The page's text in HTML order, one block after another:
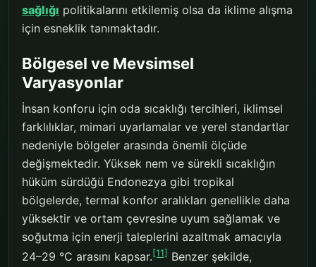
sağlığı politikalarını etkilemiş olsa da iklime alışma
için esneklik tanımaktadır.
Bölgesel ve Mevsimsel
Varyasyonlar
İnsan konforu için oda sıcaklığı tercihleri, iklimsel
farklılıklar, mimari uyarlamalar ve yerel standartlar
nedeniyle bölgeler arasında önemli ölçüde
değişmektedir. Yüksek nem ve sürekli sıcaklığın
hüküm sürdüğü Endonezya gibi tropikal
bölgelerde, termal konfor aralıkları genellikle daha
yüksektir ve ortam çevresine uyum sağlamak ve
soğutma için enerji taleplerini azaltmak amacıyla
24–29 °C arasını kapsar.[11] Benzer şekilde,